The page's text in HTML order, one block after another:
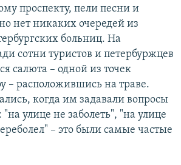
проспекту, пели песни и
нет никаких очередей из
больниц. На
сотни туристов и петербуржцев
салюта – одной из точек
– расположившись на траве.
когда им задавали вопросы
улице не заболеть", "на улице
– это были самые частые